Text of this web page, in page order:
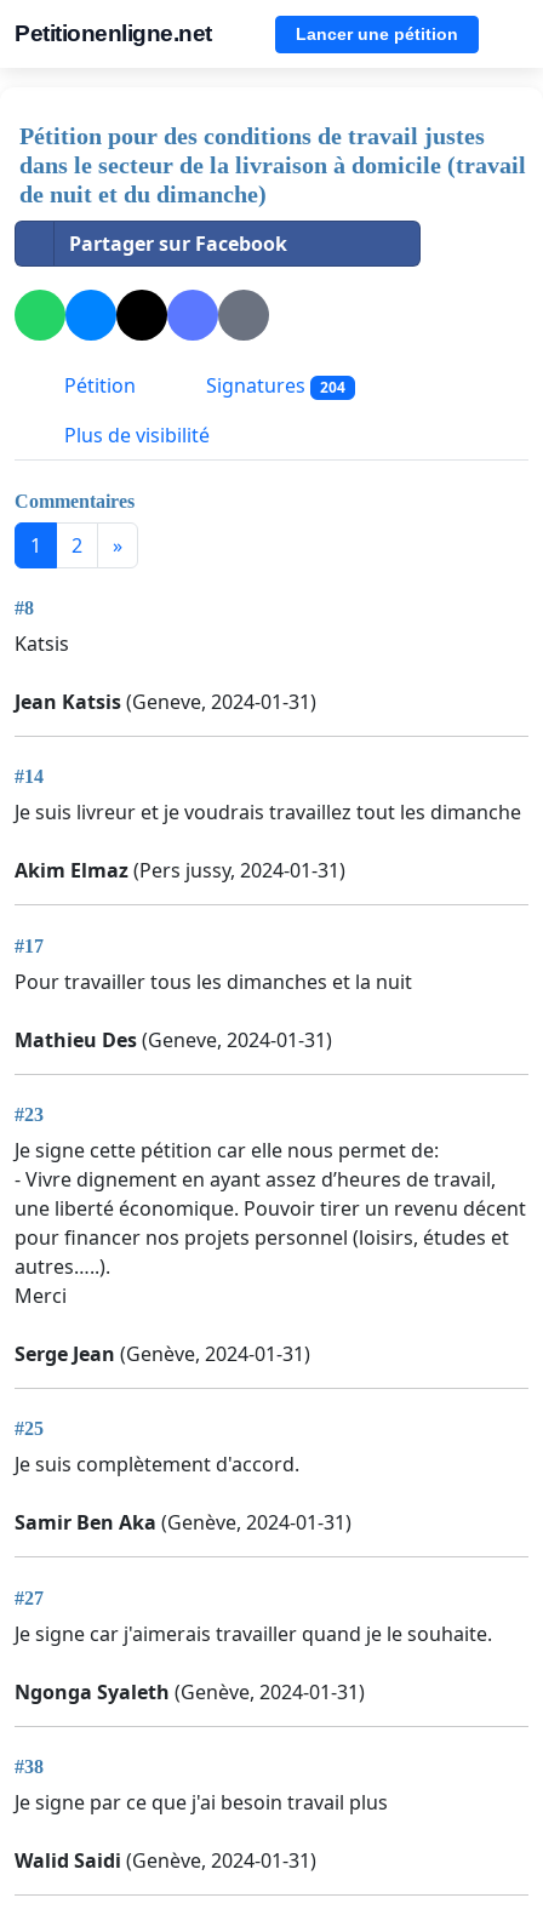
Petitionenligne.net Lancer une pétition
Pétition pour des conditions de travail justes
dans le secteur de la livraison à domicile (travail
de nuit et du dimanche)
Partager sur Facebook
Pétition Signatures 204
Plus de visibilité
Commentaires
1 2 »
#8
Katsis
Jean Katsis(Geneve, 2024-01-31)
#14
Je suis livreur et je voudrais travaillez tout les dimanche
Akim Elmaz(Pers jussy, 2024-01-31)
#17
Pour travailler tous les dimanches et la nuit
Mathieu Des(Geneve, 2024-01-31)
#23
Je signe cette pétition car elle nous permet de:
- Vivre dignement en ayant assez d’heures de travail,
une liberté économique. Pouvoir tirer un revenu décent
pour financer nos projets personnel (loisirs, études et
autres…..).
Merci
Serge Jean (Genève, 2024-01-31)
#25
Je suis complètement d'accord.
Samir Ben Aka (Genève, 2024-01-31)
#27
Je signe car j'aimerais travailler quand je le souhaite.
Ngonga Syaleth (Genève, 2024-01-31)
#38
Je signe par ce que j'ai besoin travail plus
Walid Saidi (Genève, 2024-01-31)